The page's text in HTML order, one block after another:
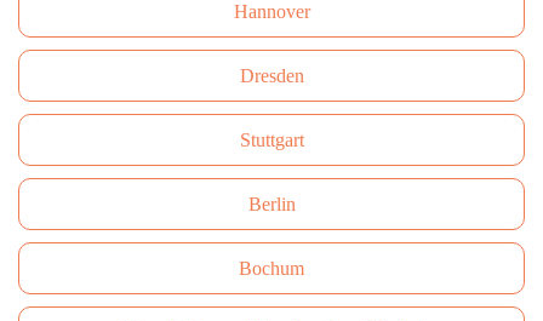
Hannover
Dresden
Stuttgart
Berlin
Bochum